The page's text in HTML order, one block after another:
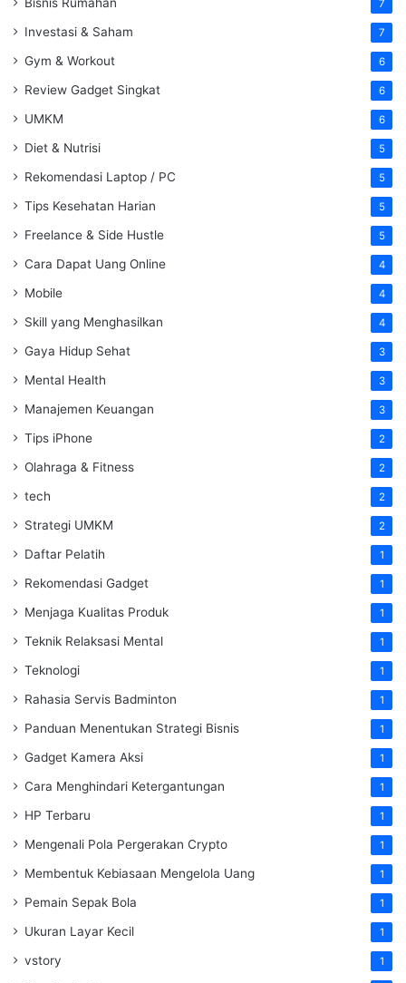
7
Investasi & Saham 7
Gym & Workout 6
Review Gadget Singkat 6
UMKM 6
Diet & Nutrisi 5
Rekomendasi Laptop / PC 5
Tips Kesehatan Harian 5
Freelance & Side Hustle 5
Cara Dapat Uang Online 4
Mobile 4
Skill yang Menghasilkan 4
Gaya Hidup Sehat 3
Mental Health 3
Manajemen Keuangan 3
Tips iPhone 2
Olahraga & Fitness 2
tech 2
Strategi UMKM 2
Daftar Pelatih 1
Rekomendasi Gadget 1
Menjaga Kualitas Produk 1
Teknik Relaksasi Mental 1
Teknologi 1
Rahasia Servis Badminton 1
Panduan Menentukan Strategi Bisnis 1
Gadget Kamera Aksi 1
Cara Menghindari Ketergantungan 1
HP Terbaru 1
Mengenali Pola Pergerakan Crypto 1
Membentuk Kebiasaan Mengelola Uang 1
Pemain Sepak Bola 1
Ukuran Layar Kecil 1
vstory 1